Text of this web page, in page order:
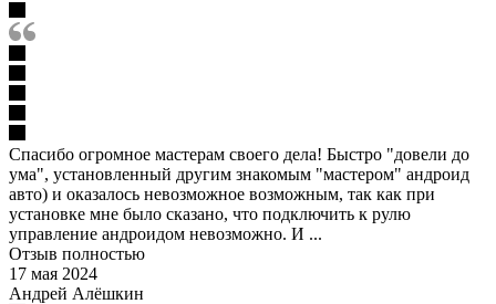
Спасибо огромное мастерам своего дела! Быстро "довели до
ума", установленный другим знакомым "мастером" андроид
авто) и оказалось невозможное возможным, так как при
установке мне было сказано, что подключить к рулю
управление андроидом невозможно. И ...
Отзыв полностью
17 мая 2024
Андрей Алёшкин